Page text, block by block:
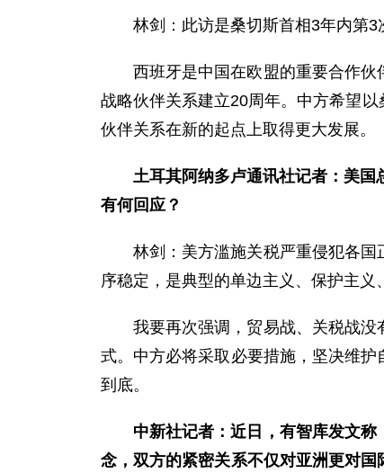
林剑：此访是桑切斯首相3年内第3
西班牙是中国在欧盟的重要合作
战略伙伴关系建立20周年。中方希望
伙伴关系在新的起点上取得更大发展。
土耳其阿纳多卢通讯社记者：美
有何回应？
林剑：美方滥施关税严重侵犯各
序稳定，是典型的单边主义、保护主义
我要再次强调，贸易战、关税战
式。中方必将采取必要措施，坚决维
到底。
中新社记者：近日，有智库发文
念，双方的紧密关系不仅对亚洲更对